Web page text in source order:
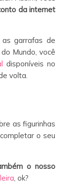
da internet
garrafas de
Mundo, você
disponíveis no
volta.
as figurinhas
o seu
o nosso
, ok?